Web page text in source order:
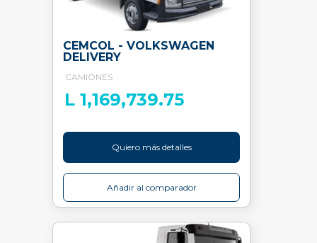
CEMCOL - VOLKSWAGEN
DELIVERY
CAMIONES
L 1,169,739.75
Quiero más detalles
Añadir al comparador